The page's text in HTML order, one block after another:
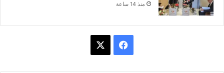
منذ 14 ساعة